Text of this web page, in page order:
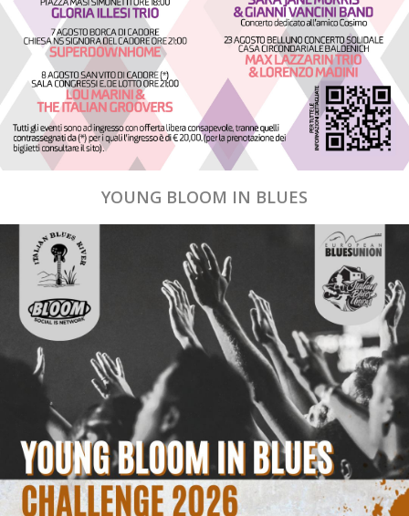
YOUNG BLOOM IN BLUES